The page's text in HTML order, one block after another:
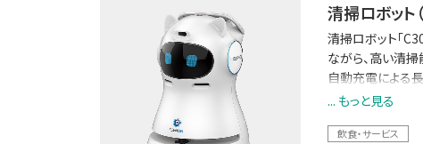
清掃ロボット
清掃ロボット「
ながら、高い清
自動充電による
より、店舗スタッ
... もっと見る
飲食・サービス